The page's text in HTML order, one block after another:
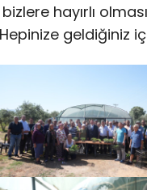
hayırlı
geldiğiniz